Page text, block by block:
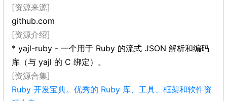
[资源来源]
github.com
[资源介绍]
* yajl-ruby - 一个用于 Ruby 的流式 JSON 解析和编码
库（与 yajl 的 C 绑定）。
[资源合集]
Ruby 开发宝典。优秀的 Ruby 库、工具、框架和软件资